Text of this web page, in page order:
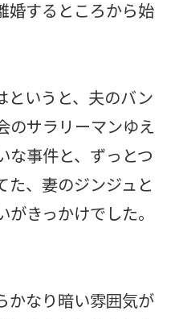
婚するところから始
というと、夫のバン
のサラリーマンゆえ
な事件と、ずっとつ
た、妻のジンジュと
きっかけでした。
かなり暗い雰囲気が